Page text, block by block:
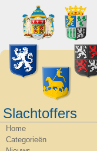
Slachtoffers
Home
Categorieën